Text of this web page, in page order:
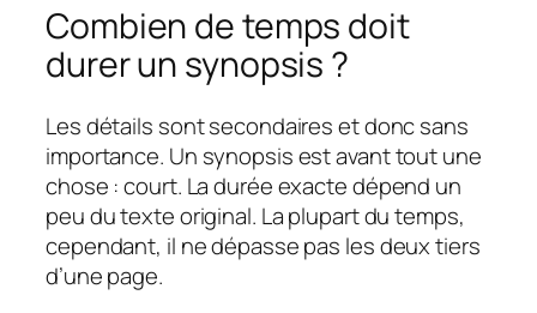
Combien de temps doit
durer un synopsis ?
Les détails sont secondaires et donc sans
importance. Un synopsis est avant tout une
chose : court. La durée exacte dépend un
peu du texte original. La plupart du temps,
cependant, il ne dépasse pas les deux tiers
d’une page.